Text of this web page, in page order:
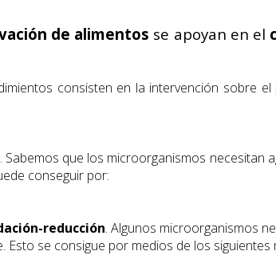
de alimentos se apoyan en el
consisten en la intervención sobre
. Sabemos que los microorganismos necesitan
conseguir por:
reducción. Algunos microorganismos
se consigue por medios de los siguientes